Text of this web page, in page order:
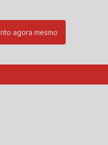
agora mesmo